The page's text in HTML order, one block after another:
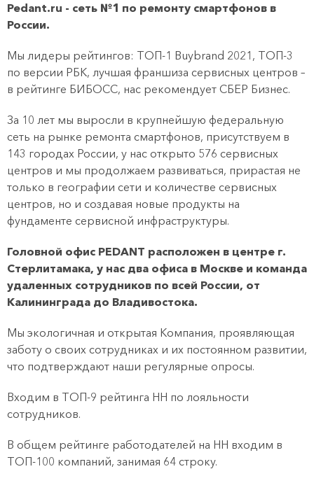
Pedant.ru - сеть №1 по ремонту смартфонов в
России.
Мы лидеры рейтингов: ТОП-1 Buybrand 2021, ТОП-3
по версии РБК, лучшая франшиза сервисных центров –
в рейтинге БИБОСС, нас рекомендует СБЕР Бизнес.
За 10 лет мы выросли в крупнейшую федеральную
сеть на рынке ремонта смартфонов, присутствуем в
143 городах России, у нас открыто 576 сервисных
центров и мы продолжаем развиваться, прирастая не
только в географии сети и количестве сервисных
центров, но и создавая новые продукты на
фундаменте сервисной инфраструктуры.
Головной офис PEDANT расположен в центре г.
Стерлитамака, у нас два офиса в Москве и команда
удаленных сотрудников по всей России, от
Калининграда до Владивостока.
Мы экологичная и открытая Компания, проявляющая
заботу о своих сотрудниках и их постоянном развитии,
что подтверждают наши регулярные опросы.
Входим в ТОП-9 рейтинга HH по лояльности
сотрудников.
В общем рейтинге работодателей на НН входим в
ТОП-100 компаний, занимая 64 строку.